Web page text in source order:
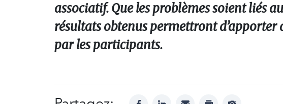
associatif. Que les problèmes soient liés
résultats obtenus permettront d’apporter
par les participants.
facebooklinkedinmail print
Afficher